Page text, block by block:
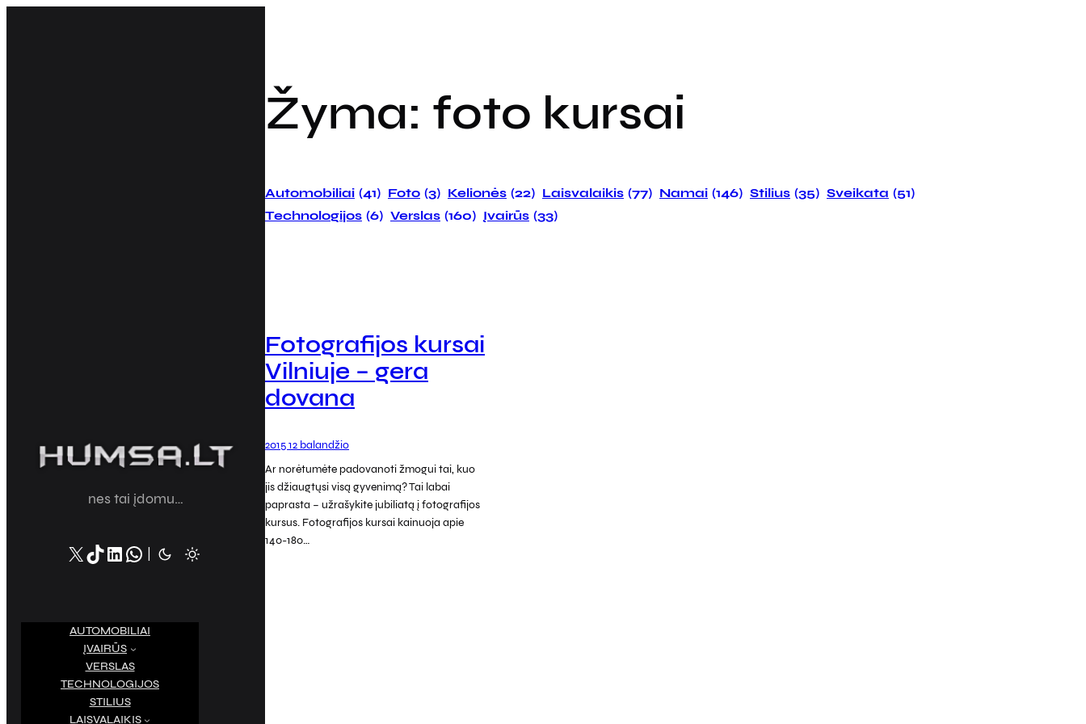
nes tai įdomu…
X TikTok LinkedIn WhatsApp
AUTOMOBILIAI
ĮVAIRŪS
VERSLAS
TECHNOLOGIJOS
STILIUS
LAISVALAIKIS
Žyma: foto kursai
Automobiliai (41) Foto (3) Kelionės (22) Laisvalaikis (77) Namai (146) Stilius (35) Sveikata (51)
Technologijos (6) Verslas (160) Įvairūs (33)
Fotografijos kursai
Vilniuje – gera
dovana
2015 12 balandžio
Ar norėtumėte padovanoti žmogui tai, kuo
jis džiaugtųsi visą gyvenimą? Tai labai
paprasta – užrašykite jubiliatą į fotografijos
kursus. Fotografijos kursai kainuoja apie
140-180…